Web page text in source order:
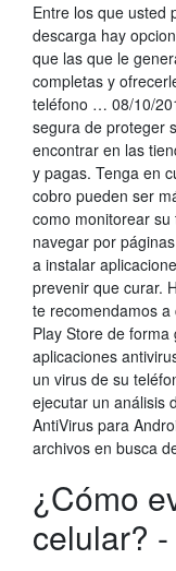
Entre los que usted
descarga hay
que las que le
completas y
teléfono … 08/10/
segura de proteger
encontrar en las
y pagas. Tenga en
cobro pueden ser
como monitorear
navegar por
a instalar
prevenir que curar.
te recomendamos
Play Store de
aplicaciones
un virus de su
ejecutar un análisis
AntiVirus para
archivos en busca
¿Cómo
celular?